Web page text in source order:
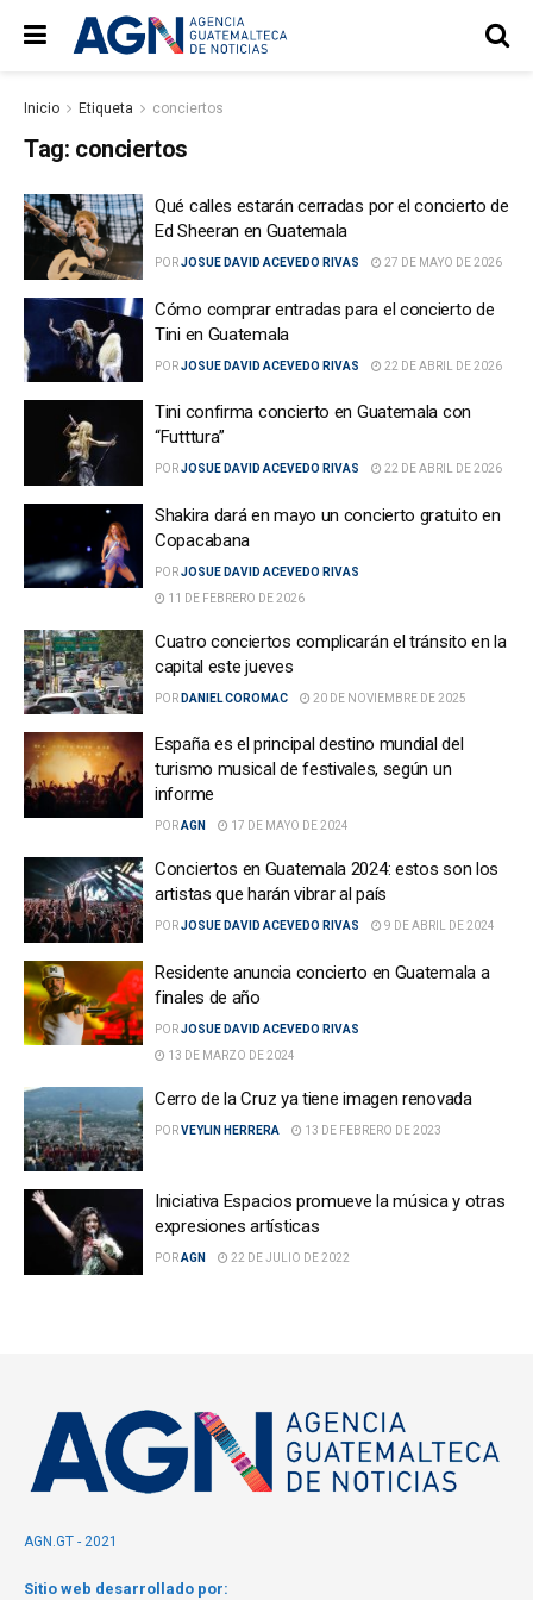
Inicio Etiqueta conciertos
Tag: conciertos
Qué calles estarán cerradas por el concierto de
Ed Sheeran en Guatemala
PORJOSUE DAVID ACEVEDO RIVAS 27 DE MAYO DE 2026
Cómo comprar entradas para el concierto de
Tini en Guatemala
PORJOSUE DAVID ACEVEDO RIVAS 22 DE ABRIL DE 2026
Tini confirma concierto en Guatemala con
“Futttura”
PORJOSUE DAVID ACEVEDO RIVAS 22 DE ABRIL DE 2026
Shakira dará en mayo un concierto gratuito en
Copacabana
PORJOSUE DAVID ACEVEDO RIVAS
11 DE FEBRERO DE 2026
Cuatro conciertos complicarán el tránsito en la
capital este jueves
POR DANIEL COROMAC 20 DE NOVIEMBRE DE 2025
España es el principal destino mundial del
turismo musical de festivales, según un
informe
PORAGN 17 DE MAYO DE 2024
Conciertos en Guatemala 2024: estos son los
artistas que harán vibrar al país
PORJOSUE DAVID ACEVEDO RIVAS 9 DE ABRIL DE 2024
Residente anuncia concierto en Guatemala a
finales de año
PORJOSUE DAVID ACEVEDO RIVAS
13 DE MARZO DE 2024
Cerro de la Cruz ya tiene imagen renovada
PORVEYLIN HERRERA 13 DE FEBRERO DE 2023
Iniciativa Espacios promueve la música y otras
expresiones artísticas
PORAGN 22 DE JULIO DE 2022
AGN.GT - 2021
Sitio web desarrollado por: